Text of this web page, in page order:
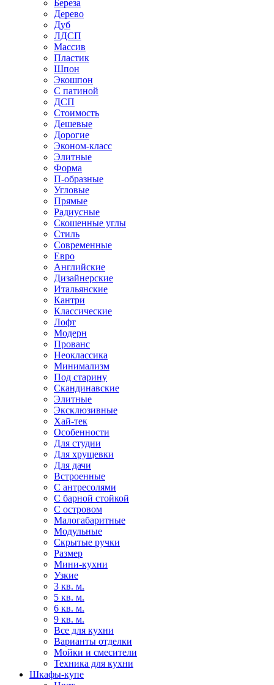
Береза
Дерево
Дуб
ЛДСП
Массив
Пластик
Шпон
Экошпон
С патиной
ДСП
Стоимость
Дешевые
Дорогие
Эконом-класс
Элитные
Форма
П-образные
Угловые
Прямые
Радиусные
Скошенные углы
Стиль
Современные
Евро
Английские
Дизайнерские
Итальянские
Кантри
Классические
Лофт
Модерн
Прованс
Неоклассика
Минимализм
Под старину
Скандинавские
Элитные
Эксклюзивные
Хай-тек
Особенности
Для студии
Для хрущевки
Для дачи
Встроенные
С антресолями
С барной стойкой
С островом
Малогабаритные
Модульные
Скрытые ручки
Размер
Мини-кухни
Узкие
3 кв. м.
5 кв. м.
6 кв. м.
9 кв. м.
Все для кухни
Варианты отделки
Мойки и смесители
Техника для кухни
Шкафы-купе